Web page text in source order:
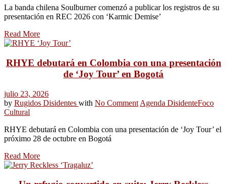
La banda chilena Soulburner comenzó a publicar los registros de su
presentación en REC 2026 con ‘Karmic Demise’
Read More
RHYE debutará en Colombia con una presentación
de ‘Joy Tour’ en Bogotá
julio 23, 2026
by Rugidos Disidentes with No Comment Agenda DisidenteFoco
Cultural
RHYE debutará en Colombia con una presentación de ‘Joy Tour’ el
próximo 28 de octubre en Bogotá
Read More